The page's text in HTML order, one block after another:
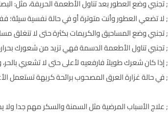
&#61607; في حالة غزارة العرق المصحوب برائحة كريهة